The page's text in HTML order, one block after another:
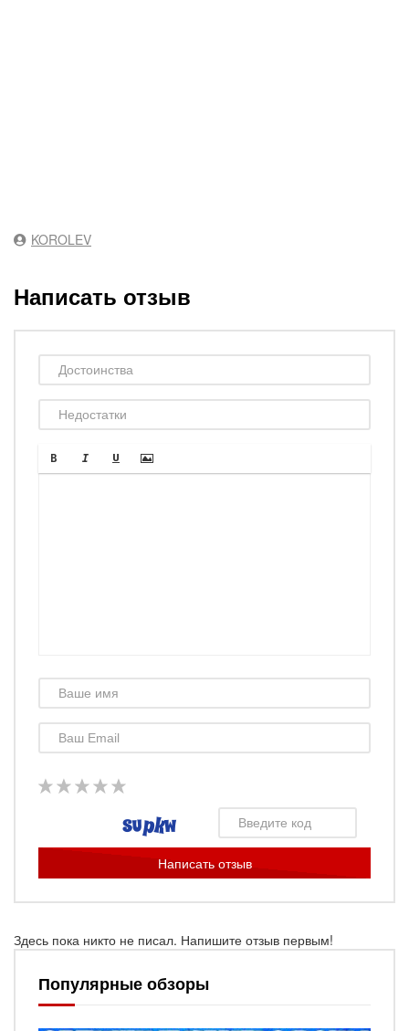
KOROLEV
Написать отзыв
Написать отзыв
Здесь пока никто не писал. Напишите отзыв первым!
Популярные обзоры